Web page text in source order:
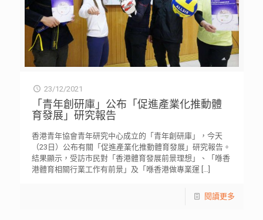
23/12/2021
「青年創研庫」公布「促進產業化推動體
育發展」研究報告
香港青年協會青年研究中心成立的「青年創研庫」，今天
（23日）公布有關「促進產業化推動體育發展」研究報告。
結果顯示，受訪市民對「香港體育發展前景理想」、「喺香
港體育相關行業工作有前景」及「喺香港做專業運 […]
閱讀更多